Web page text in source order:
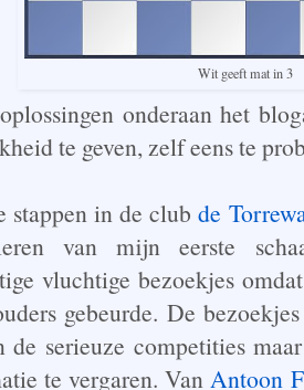
Wit geeft mat in 3
onderaan het
te geven, zelf eens te
stappen in de clubde
van mijn eerste
vluchtige bezoekjes
gebeurde. De
de serieuze competities
te vergaren. VanAntoon